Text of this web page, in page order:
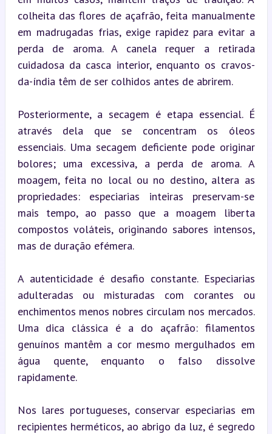
colheita das flores de açafrão, feita manualmente
em madrugadas frias, exige rapidez para evitar a
perda de aroma. A canela requer a retirada
cuidadosa da casca interior, enquanto os cravos-
da-índia têm de ser colhidos antes de abrirem.
Posteriormente, a secagem é etapa essencial. É
através dela que se concentram os óleos
essenciais. Uma secagem deficiente pode originar
bolores; uma excessiva, a perda de aroma. A
moagem, feita no local ou no destino, altera as
propriedades: especiarias inteiras preservam-se
mais tempo, ao passo que a moagem liberta
compostos voláteis, originando sabores intensos,
mas de duração efémera.
A autenticidade é desafio constante. Especiarias
adulteradas ou misturadas com corantes ou
enchimentos menos nobres circulam nos mercados.
Uma dica clássica é a do açafrão: filamentos
genuínos mantêm a cor mesmo mergulhados em
água quente, enquanto o falso dissolve
rapidamente.
Nos lares portugueses, conservar especiarias em
recipientes herméticos, ao abrigo da luz, é segredo